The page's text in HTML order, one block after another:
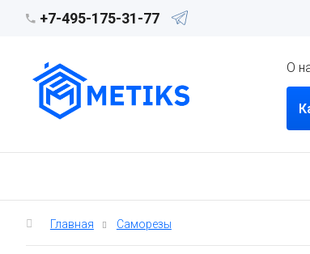
+7-495-175-31-77
О
Главная Саморезы